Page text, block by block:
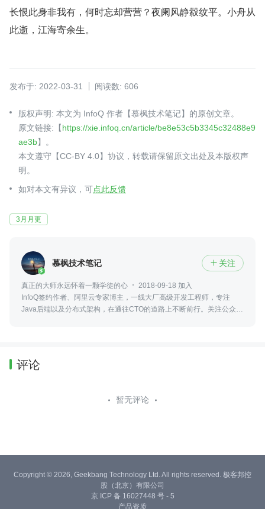
长恨此身非我有，何时忘却营营？夜阑风静縠纹平。小舟从
此逝，江海寄余生。
发布于: 2022-03-31 阅读数: 606
版权声明: 本文为 InfoQ 作者【慕枫技术笔记】的原创文章。
原文链接:【https://xie.infoq.cn/article/be8e53c5b3345c32488e9
ae3b】。
本文遵守【CC-BY 4.0】协议，转载请保留原文出处及本版权声
明。
如对本文有异议，可点此反馈
3月月更
慕枫技术笔记  关注
真正的大师永远怀着一颗学徒的心
2018-09-18 加入
InfoQ签约作者、阿里云专家博主，一线大厂高级开发工程师，专注
Java后端以及分布式架构，在通往CTO的道路上不断前行。关注公众
评论
暂无评论
Copyright © 2026, Geekbang Technology Ltd. All rights reserved. 极客邦控
股（北京）有限公司
京 ICP 备 16027448 号 - 5
产品资质